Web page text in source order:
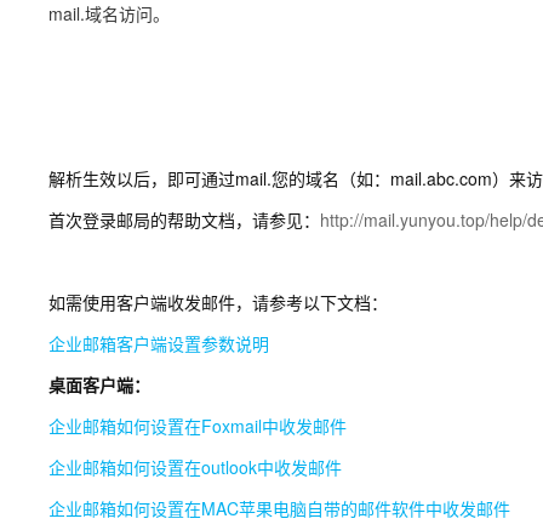
mail.域名访问。
解析生效以后，即可通过mail.您的域名（如：mail.abc.com）来
首次登录邮局的帮助文档，请参见： http://mail.yunyou.top/help/
如需使用客户端收发邮件，请参考以下文档：
企业邮箱客户端设置参数说明
桌面客户端：
企业邮箱如何设置在Foxmail中收发邮件
企业邮箱如何设置在outlook中收发邮件
企业邮箱如何设置在MAC苹果电脑自带的邮件软件中收发邮件